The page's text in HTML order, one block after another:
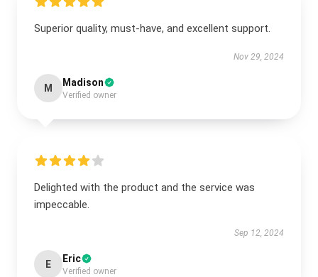
Superior quality, must-have, and excellent support.
Nov 29, 2024
M Madison
Verified owner
Delighted with the product and the service was
impeccable.
Sep 12, 2024
E Eric
Verified owner